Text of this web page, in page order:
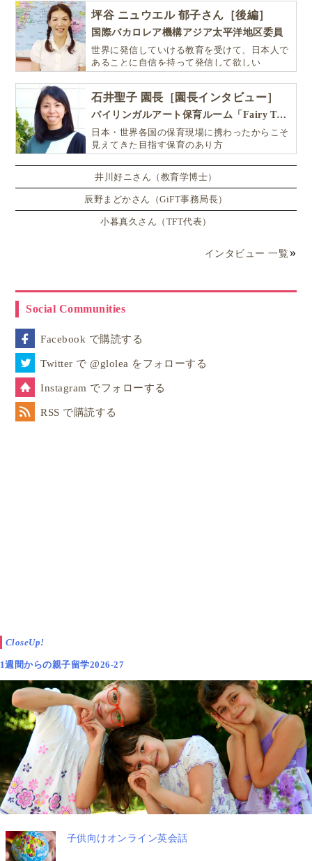
坪谷 ニュウエル 郁子さん［後編］
国際バカロレア機構アジア太平洋地区委員
世界に発信していける教育を受けて、日本人で
あることに自信を持って発信して欲しい
石井聖子 園長［園長インタビュー］
バイリンガルアート保育ルーム「Fairy Tale（フェアリーテイル）」
日本・世界各国の保育現場に携わったからこそ
見えてきた目指す保育のあり方
井川好ニさん（教育学博士）
辰野まどかさん（GiFT事務局長）
小暮真久さん（TFT代表）
インタビュー 一覧
Social Communities
Facebook で購読する
Twitter で @glolea をフォローする
Instagram でフォローする
RSS で購読する
CloseUp!
1週間からの親子留学2026-27
子供向けオンライン英会話